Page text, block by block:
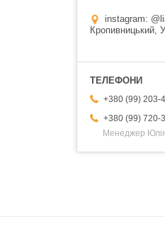
instagram:
Кропивницький,
+380 (99) 203-
+380 (99) 720-
Менеджер